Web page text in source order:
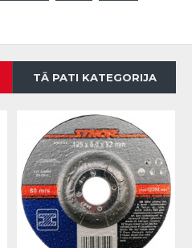
TĀ PATI KATEGORIJA